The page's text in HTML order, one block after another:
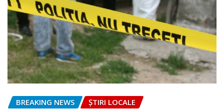
BREAKING NEWS ȘTIRI LOCALE